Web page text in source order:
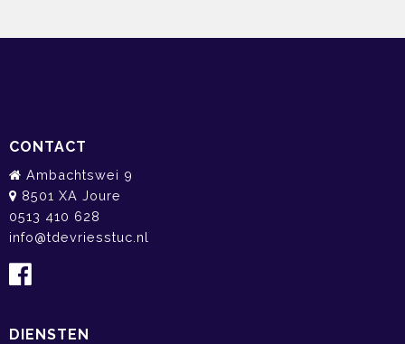
CONTACT
Ambachtswei 9
8501 XA Joure
0513 410 628
info@tdevriesstuc.nl
DIENSTEN